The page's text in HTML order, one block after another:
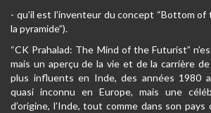
- qu’il est l’inventeur du concept “Bottom of
la pyramide”).
“CK Prahalad: The Mind of the Futurist”
mais un aperçu de la vie et de la carrière de
plus influents en Inde, des années 1980
quasi inconnu en Europe, mais une
d’origine, l’Inde, tout comme dans son pays